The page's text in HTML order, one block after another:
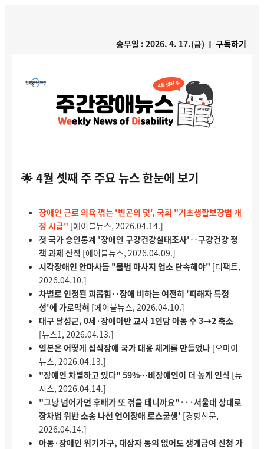
송부일 : 2026. 4. 17.(금) ㅣ 구독하기
🌟 4월 셋째 주 주요 뉴스 한눈에 보기
장애인 근로 의욕 꺾는 '빈곤의 덫', 국회 "기초생활보장법 개
정 시급" [에이블뉴스, 2026.04.14.]
첫 국가 승인통계 '장애인 구강건강실태조사'‥구강건강 정
책 과제 산적 [에이블뉴스, 2026.04.09.]
시각장애인 안마사들 "불법 마사지 업소 단속해야" [더팩트,
2026.04.10.]
차별로 인정된 괴롭힘‥장애 비하는 여전히 '피해자 특정
성'에 가로막혀 [에이블뉴스, 2026.04.10.]
대구 달성군, 0세·장애아반 교사 1인당 아동 수 3→2 축소
[뉴스1, 2026.04.13.]
일본은 어떻게 섭식장애 국가 대응 체계를 만들었나 [오마이
뉴스, 2026.04.13.]
"장애인 차별하고 있다" 59%…비장애인이 더 높게 인식 [뉴
시스, 2026.04.14.]
"그냥 넘어가면 후배가 또 겪을 테니까요"···서울대 상대로
장차법 위반 소송 나선 언어장애 로스쿨생' [경향신문,
2026.04.14.]
아동·장애인 위기가구, 대상자 동의 없어도 생계급여 신청 가